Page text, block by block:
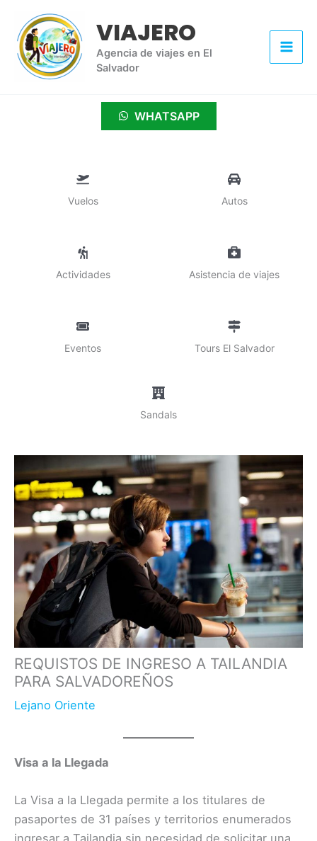
contenido
VIAJERO
Agencia de viajes en El
Salvador
WHATSAPP
Vuelos Autos
Actividades Asistencia de viajes
Eventos Tours El Salvador
Sandals
REQUISTOS DE INGRESO A TAILANDIA
PARA SALVADOREÑOS
Lejano Oriente
Visa a la Llegada
La Visa a la Llegada permite a los titulares de
pasaportes de 31 países y territorios enumerados